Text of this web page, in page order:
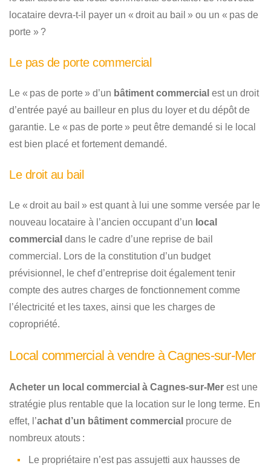
locataire devra-t-il payer un « droit au bail » ou un « pas de
porte » ?
Le pas de porte commercial
Le « pas de porte » d’un bâtiment commercial est un droit
d’entrée payé au bailleur en plus du loyer et du dépôt de
garantie. Le « pas de porte » peut être demandé si le local
est bien placé et fortement demandé.
Le droit au bail
Le « droit au bail » est quant à lui une somme versée par le
nouveau locataire à l’ancien occupant d’un local
commercial dans le cadre d’une reprise de bail
commercial. Lors de la constitution d’un budget
prévisionnel, le chef d’entreprise doit également tenir
compte des autres charges de fonctionnement comme
l’électricité et les taxes, ainsi que les charges de
copropriété.
Local commercial à vendre à Cagnes-sur-Mer
Acheter un local commercial à Cagnes-sur-Mer est une
stratégie plus rentable que la location sur le long terme. En
effet, l’achat d’un bâtiment commercial procure de
nombreux atouts :
Le propriétaire n’est pas assujetti aux hausses de